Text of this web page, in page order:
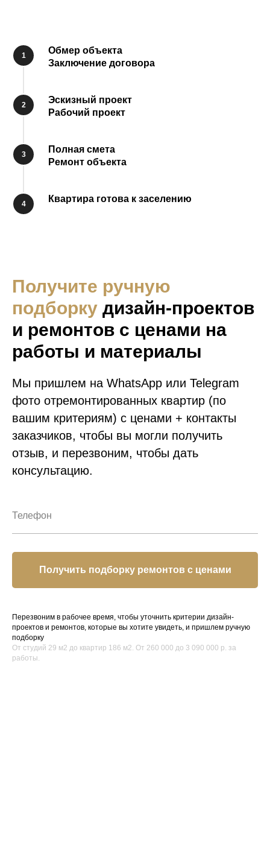
1
Обмер объекта
Заключение договора
2
Эскизный проект
Рабочий проект
3
Полная смета
Ремонт объекта
4 Квартира готова к заселению
Получите ручную
подборку дизайн-проектов
и ремонтов с ценами на
работы и материалы
Мы пришлем на WhatsApp или Telegram
фото отремонтированных квартир (по
вашим критериям) с ценами + контакты
заказчиков, чтобы вы могли получить
отзыв, и перезвоним, чтобы дать
консультацию.
Получить подборку ремонтов с ценами
Перезвоним в рабочее время, чтобы уточнить критерии дизайн-
проектов и ремонтов, которые вы хотите увидеть, и пришлем ручную
подборку
От студий 29 м2 до квартир 186 м2. От 260 000 до 3 090 000 р. за
работы.